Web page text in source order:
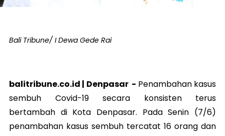
Bali Tribune/ I Dewa Gede Rai
balitribune.co.id | Denpasar - Penambahan kasus
sembuh Covid-19 secara konsisten terus
bertambah di Kota Denpasar. Pada Senin (7/6)
penambahan kasus sembuh tercatat 16 orang dan